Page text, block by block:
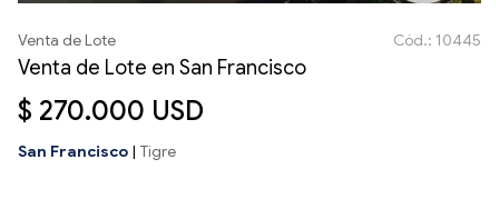
Venta de Lote Cód.: 10445
Venta de Lote en San Francisco
$ 270.000 USD
San Francisco | Tigre